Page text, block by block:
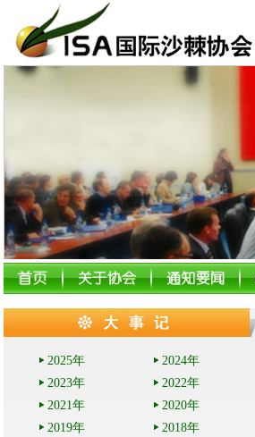
2025年
2024年
2023年
2022年
2021年
2020年
2019年
2018年